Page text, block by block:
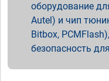
оборудование
Autel) и чип
Bitbox,
безопасность